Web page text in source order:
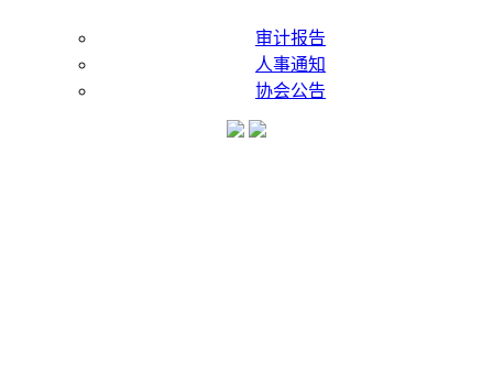
审计报告
人事通知
协会公告